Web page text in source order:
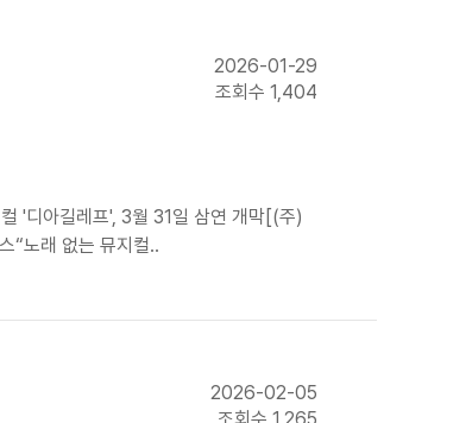
2026-01-29
조회수 1,404
'디아길레프', 3월 31일 삼연 개막[(주)
“노래 없는 뮤지컬..
2026-02-05